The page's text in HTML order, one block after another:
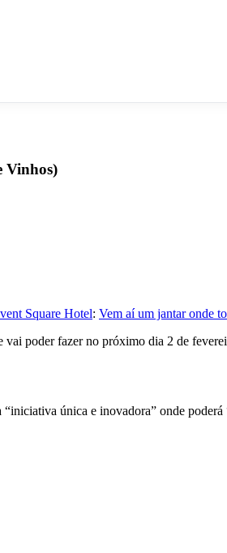
Vinhos)
Square Hotel: Vem aí um jantar onde
poder fazer no próximo dia 2 de
única e inovadora” onde